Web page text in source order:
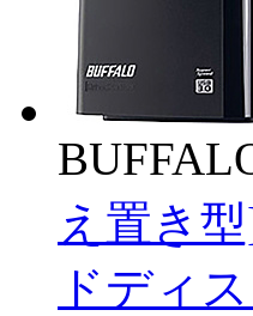
え置き
ドディ